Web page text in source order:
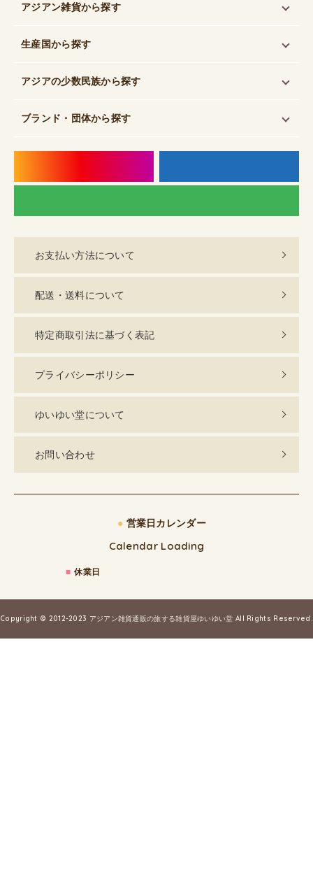
アジアン雑貨から探す
生産国から探す
アジアの少数民族から探す
ブランド・団体から探す
お支払い方法について
配送・送料について
特定商取引法に基づく表記
プライバシーポリシー
ゆいゆい堂について
お問い合わせ
● 営業日カレンダー
Calendar Loading
■ 休業日
Copyright © 2012-2023 アジアン雑貨通販の旅する雑貨屋ゆいゆい堂 All Rights Reserved.